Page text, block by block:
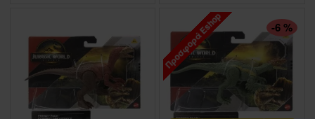
ΠΤΏΣΗ ΤΙΜΉΣ
Προσφορά Eshop -6 %